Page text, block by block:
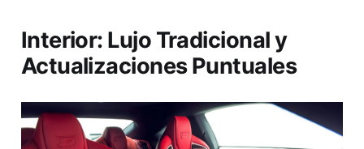
Interior: Lujo Tradicional y
Actualizaciones Puntuales